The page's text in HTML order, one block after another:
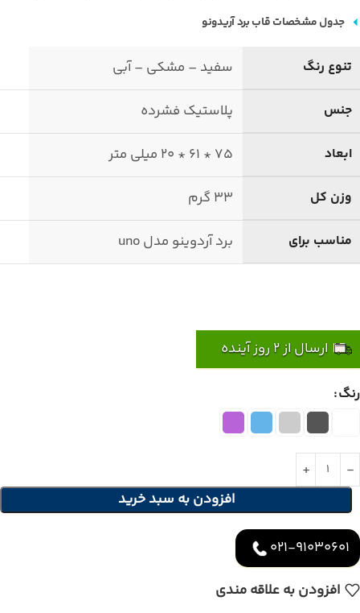
جدول مشخصات قاب برد آریدونو
تنوع رنگ سفید – مشکی – آبی
جنس پلاستیک فشرده
ابعاد 75 * 61 * 20 میلی متر
وزن کل 33 گرم
مناسب برای برد آردوینو مدل uno
ارسال از 2 روز آینده
رنگ
افزودن به سبد خرید
افزودن به علاقه مندی